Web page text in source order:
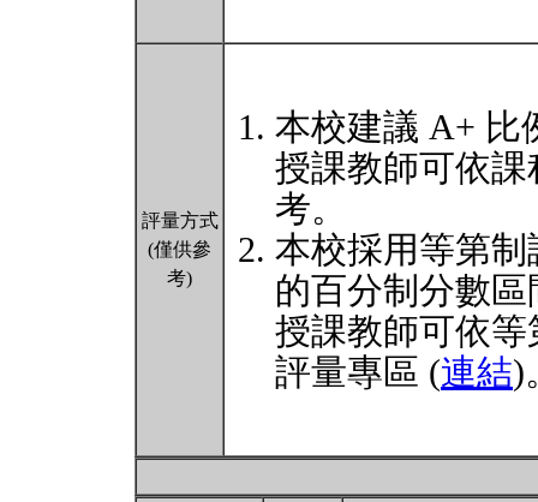
評量方式
(僅供參
考)
本校建議 A+ 比
授課教師可依
考。
本校採用等第
的百分制分數
授課教師可依
評量專區 (連結)